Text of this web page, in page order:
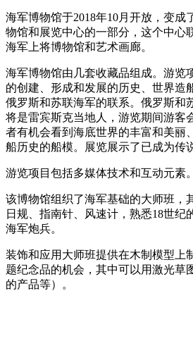
海军博物馆于2018年10月开放，变成
物馆和展览中心的一部分，这个中心
海军上将博物馆和艺术画廊。
海军博物馆由几套收藏品组成。游览
的创建、形成和发展的历史、世界造
俄罗斯和苏联海军的联系。俄罗斯和
将是雷宾斯克当地人，游览期间游客
者有机会看到海底世界的丰富和美丽
船历史的船模。展览展示了已成为传
游览项目包括多媒体技术和互动元素。
该博物馆组织了海军基础的大师班，
日规、指南针、风速计，熟悉18世纪
海军炮兵。
装饰和应用大师班提供在木制模型上
题纪念品的机会，其中可以用激光草
的产品等）。